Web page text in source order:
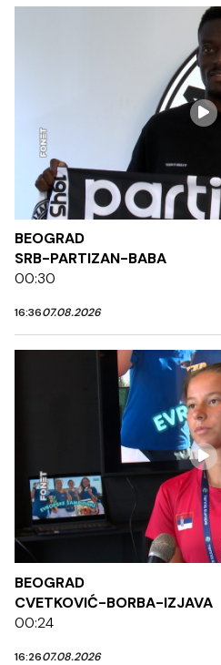
BEOGRAD
SRB-PARTIZAN-BABA
00:30
16:3607.08.2026
BEOGRAD
CVETKOVIĆ-BORBA-IZJAVA
00:24
16:2607.08.2026